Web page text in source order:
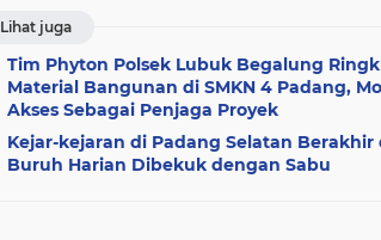
Lihat juga
Tim Phyton Polsek Lubuk Begalung
Material Bangunan di SMKN 4 Padang,
Akses Sebagai Penjaga Proyek
Kejar-kejaran di Padang Selatan Berakhir
Buruh Harian Dibekuk dengan Sabu